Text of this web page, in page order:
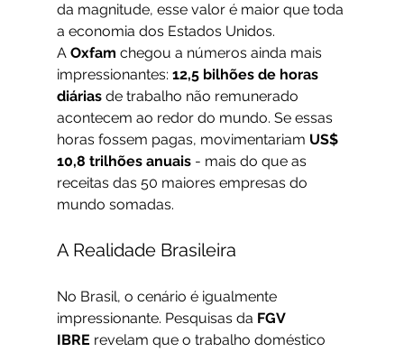
da magnitude, esse valor é maior que toda
a economia dos Estados Unidos.
A Oxfam chegou a números ainda mais
impressionantes: 12,5 bilhões de horas
diárias de trabalho não remunerado
acontecem ao redor do mundo. Se essas
horas fossem pagas, movimentariam US$
10,8 trilhões anuais - mais do que as
receitas das 50 maiores empresas do
mundo somadas.
A Realidade Brasileira
No Brasil, o cenário é igualmente
impressionante. Pesquisas da FGV
IBRE revelam que o trabalho doméstico